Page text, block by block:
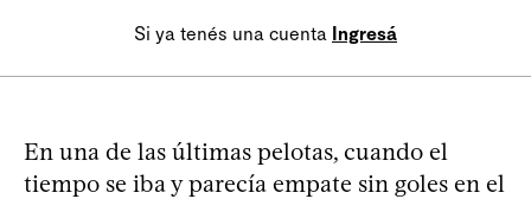
Si ya tenés una cuenta Ingresá
En una de las últimas pelotas, cuando el
tiempo se iba y parecía empate sin goles en el